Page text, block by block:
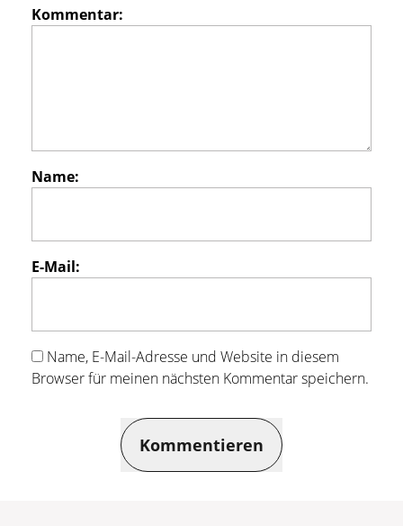
Kommentar:
Name:
E-Mail:
Name, E-Mail-Adresse und Website in diesem
Browser für meinen nächsten Kommentar speichern.
Kommentieren